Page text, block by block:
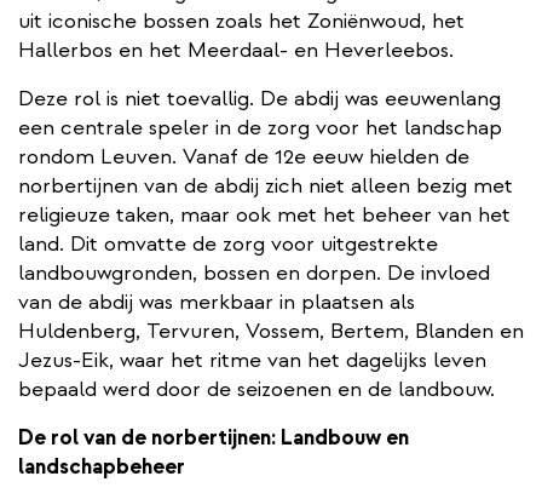
uit iconische bossen zoals het Zoniënwoud, het
Hallerbos en het Meerdaal- en Heverleebos.
Deze rol is niet toevallig. De abdij was eeuwenlang
een centrale speler in de zorg voor het landschap
rondom Leuven. Vanaf de 12e eeuw hielden de
norbertijnen van de abdij zich niet alleen bezig met
religieuze taken, maar ook met het beheer van het
land. Dit omvatte de zorg voor uitgestrekte
landbouwgronden, bossen en dorpen. De invloed
van de abdij was merkbaar in plaatsen als
Huldenberg, Tervuren, Vossem, Bertem, Blanden en
Jezus-Eik, waar het ritme van het dagelijks leven
bepaald werd door de seizoenen en de landbouw.
De rol van de norbertijnen: Landbouw en
landschapbeheer